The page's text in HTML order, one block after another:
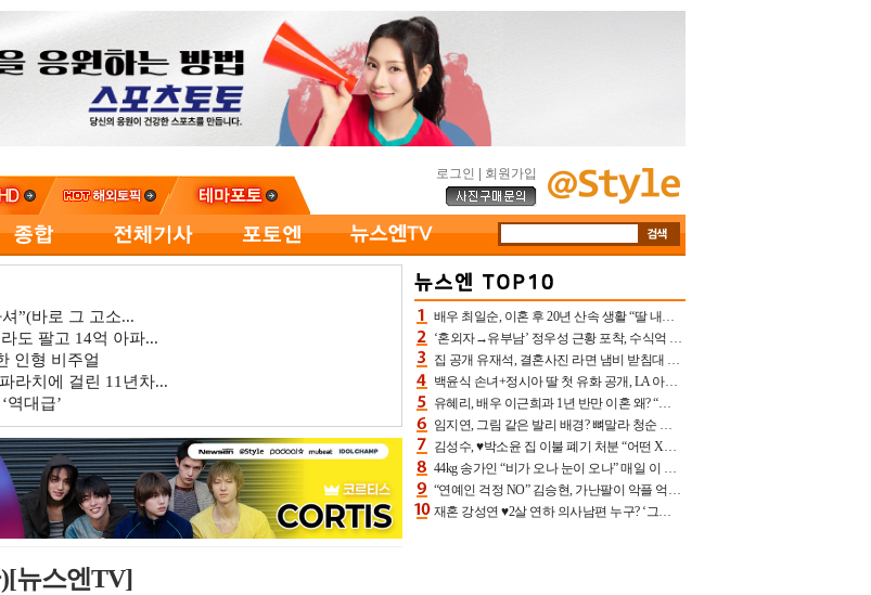
로그인 회원가입
”(바로 그 고소...
도 팔고 14억 아파...
인형 비주얼
라치에 걸린 11년차...
역대급’
뉴스엔TV]
배우 최일순, 이혼 후 20년 산속 생활 “딸 내가 버렸다고 원망‥맘 아파”(특종)[어제TV]
‘혼외자→유부남’ 정우성 근황 포착, 수식억 해킹 피해 후배 만났다 “존경하는”
집 공개 유재석, 결혼사진 라면 냄비 받침대 되고 분노‥가족사진도 피해(놀뭐)[어제TV]
백윤식 손녀+정시아 딸 첫 유화 공개, LA 아트쇼→서울국제조각페스타 작가다운 수준급 실력
유혜리, 배우 이근희과 1년 반만 이혼 왜? “식칼 꽂고 의자 던져” 충격 폭로(특종)[어제TV]
임지연, 그림 같은 발리 배경? 뼈말라 청순 비키니 핏에 상대 안 되네
김성수, ♥박소윤 집 이불 폐기 처분 “어떤 X이랑 썼을지 몰라” 질투(신랑수업2)[어제TV]
44kg 송가인 “비가 오나 눈이 오나” 매일 이 운동, 허벅지 근육량 상승+체지방 감소
“연예인 걱정 NO” 김승현, 가난팔이 악플 억울할만‥아내+딸과 日 여행
재혼 강성연 ♥2살 연하 의사남편 누구? ‘그알’ 자문의에 훈남 비주얼 초엘리트 스펙 [종합]